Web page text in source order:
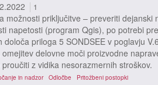
1
možnosti priključitve – preveriti
napetosti (program Qgis), po potrebi
določa priloga 5 SONDSEE v poglavju
delovne moči proizvodne
z vidika nesorazmernih stroškov.
in nadzor Odločbe Pritožbeni postopki